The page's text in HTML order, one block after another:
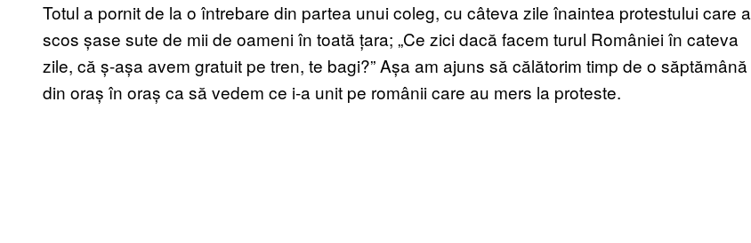
Totul a pornit de la o întrebare din partea unui coleg, cu câteva zile înaintea protestului care a
scos șase sute de mii de oameni în toată țara; „Ce zici dacă facem turul României în cateva
zile, că ș-așa avem gratuit pe tren, te bagi?” Așa am ajuns să călătorim timp de o săptămână
din oraș în oraș ca să vedem ce i-a unit pe românii care au mers la proteste.